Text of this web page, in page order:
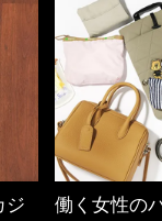
働く女性のバッグ